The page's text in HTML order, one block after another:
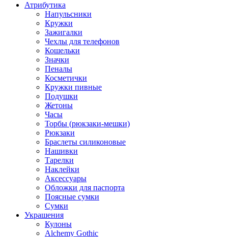
Атрибутика
Напульсники
Кружки
Зажигалки
Чехлы для телефонов
Кошельки
Значки
Пеналы
Косметички
Кружки пивные
Подушки
Жетоны
Часы
Торбы (рюкзаки-мешки)
Рюкзаки
Браслеты силиконовые
Нашивки
Тарелки
Наклейки
Аксессуары
Обложки для паспорта
Поясные сумки
Сумки
Украшения
Кулоны
Alchemy Gothic